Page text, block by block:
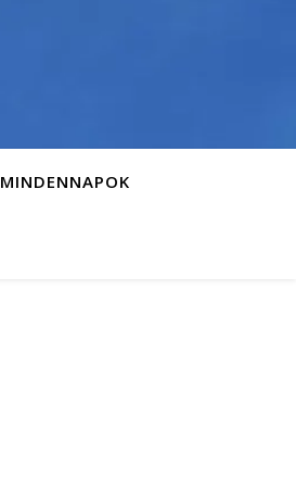
MINDENNAPOK